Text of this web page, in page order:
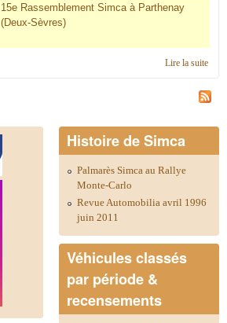
15e Rassemblement Simca à Parthenay
(Deux-Sèvres)
Lire la suitede
Histoire de Simca
Palmarès Simca au Rallye
Monte-Carlo
Revue Automobilia avril 1996
juin 2011
Véhicules classés
par période &
recensements